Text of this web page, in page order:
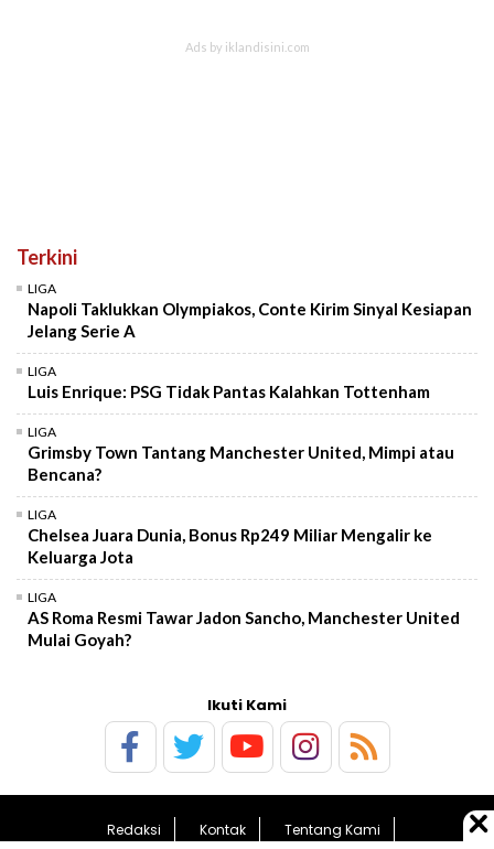
Terkini
LIGA
Napoli Taklukkan Olympiakos, Conte Kirim Sinyal Kesiapan
Jelang Serie A
LIGA
Luis Enrique: PSG Tidak Pantas Kalahkan Tottenham
LIGA
Grimsby Town Tantang Manchester United, Mimpi atau
Bencana?
LIGA
Chelsea Juara Dunia, Bonus Rp249 Miliar Mengalir ke
Keluarga Jota
LIGA
AS Roma Resmi Tawar Jadon Sancho, Manchester United
Mulai Goyah?
Ikuti Kami
Redaksi Kontak Tentang Kami